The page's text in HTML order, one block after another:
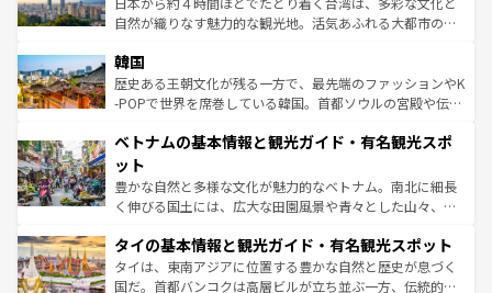
っている。訪れるたびに新しい発見と感動が待っているハ
はコンテンツ一覧
ど、見どころがたくさん。また、カフェやワイン、オージ
いる。アクティビティも充実しており、サーフィンやダイ
ビング、ハイキングなど、アウトドア好きにはたまらな
い。オーストラリアの多彩な魅力を存分に味わいつくそ
参照してほしい。
自然が織りなす魅力的な観光地。活気あふれる大都市の台
ン）、静ひつな山岳地帯である台湾東部など、都市の喧騒
と山間の静けさが共存しており、訪れる人に新しい発見と
驚きをもたらしてくれる。また、奥深い台湾の食文化も魅
容にもいいと評判のスイーツなど、バラエティ豊かな料理
照してほしい。
韓国
歴史ある王朝文化が残る一方で、最先端のファッションやK
-POPで世界を席巻している韓国。首都ソウルの宮殿や伝統
き、地方に足を延ばせば四季折々の自然美を楽しむことが
できる。そして、キムチや焼肉、絶品のストリートフード
まで、さまざまな韓国料理が待っている。夜には、韓国な
らではのナイトライフも堪能できる。あたたかいホスピタ
わってみてほしい。 なお、新着の韓国情報はコンテンツ一
覧 を参照してほしい。
ベトナムの基本情報と観光ガイド・有名観光スポ
ット
豊かな自然と多様な文化が魅力的なベトナム。南北に細長
く伸びる国土には、広大な田園風景や青々とした山々、世
急速な発展と共に伝統が息づく。ハノイの古い町並みやホ
ーチミン市のフランス統治時代の建物も、独特の雰囲気を
醸し出している。また、バラエティの豊かさとおいしさで
タイの基本情報と観光ガイド・有名観光スポット
タイは、東南アジアに位置する豊かな自然と歴史が息づく
国だ。首都バンコクは高層ビルが立ち並ぶ一方、伝統的な